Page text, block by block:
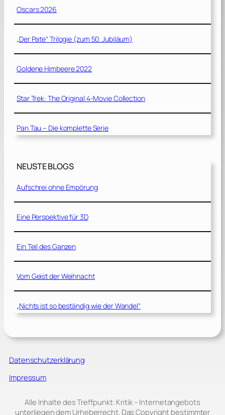
Oscars 2026
„Der Pate“ Trilogie (zum 50. Jubiläum)
Goldene Himbeere 2022
Star Trek: The Original 4-Movie Collection
Pan Tau – Die komplette Serie
NEUSTE BLOGS
Aufschrei ohne Empörung
Eine Perspektive für 3D
Ein Teil des Ganzen
Vom Geist der Weihnacht
„Nichts ist so beständig wie der Wandel“
Datenschutzerklärung
Impressum
Alle Inhalte des Treffpunkt: Kritik – Internetangebots
unterliegen dem Urheberrecht. Das Copyright bestimmter